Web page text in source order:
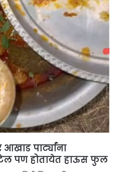
आखाड पार्ट्यांना
पण होतायेत हाऊस फुल